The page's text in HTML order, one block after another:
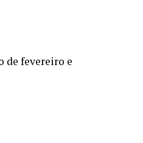
de fevereiro e